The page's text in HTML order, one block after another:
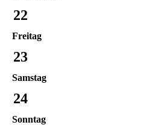
22
Freitag
23
Samstag
24
Sonntag